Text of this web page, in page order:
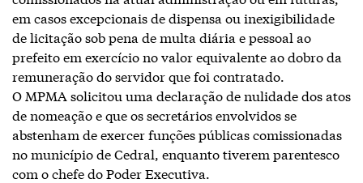
em casos excepcionais de dispensa ou inexigibilidade
de licitação sob pena de multa diária e pessoal ao
prefeito em exercício no valor equivalente ao dobro da
remuneração do servidor que foi contratado.
O MPMA solicitou uma declaração de nulidade dos atos
de nomeação e que os secretários envolvidos se
abstenham de exercer funções públicas comissionadas
no município de Cedral, enquanto tiverem parentesco
com o chefe do Poder Executiva.